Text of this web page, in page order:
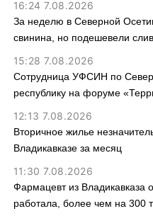
16:24 7.08.2026
За неделю в Северной
свинина, но подешевели
15:28 7.08.2026
Сотрудница УФСИН по
республику на форуме
12:13 7.08.2026
Вторичное жилье
Владикавказе за месяц
11:30 7.08.2026
Фармацевт из Владикавказа
работала, более чем на 300